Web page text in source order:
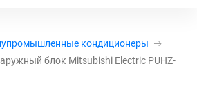
кондиционеры
блок Mitsubishi Electric PUHZ-